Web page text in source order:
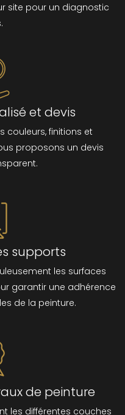
site pour un diagnostic
et devis
couleurs, finitions et
proposons un devis
supports
les surfaces
garantir une adhérence
de la peinture.
de peinture
les différentes couches